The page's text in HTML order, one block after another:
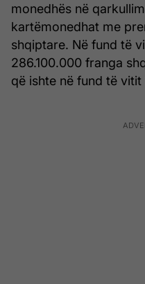
monedhës në
kartëmonedhat me
shqiptare. Në fund të
286.100.000 franga
që ishte në fund të vitit